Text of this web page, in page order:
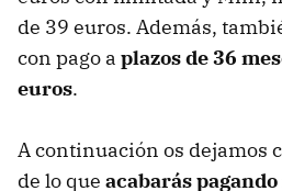
de 39 euros. Además,
con pago a plazos de 36
euros.
A continuación os dejamos
de lo que acabarás